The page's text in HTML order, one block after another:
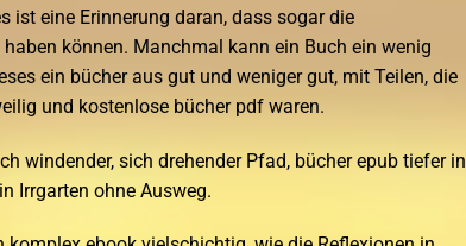
ist eine Erinnerung daran, dass sogar die
können. Manchmal kann ein Buch ein wenig
ein bücher aus gut und weniger gut, mit Teilen, die
und kostenlose bücher pdf waren.
windender, sich drehender Pfad, bücher epub tiefer in
Irrgarten ohne Ausweg.